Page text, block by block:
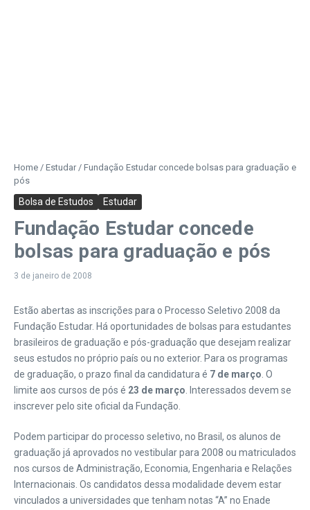
Home / Estudar / Fundação Estudar concede bolsas para graduação e
pós
Bolsa de Estudos Estudar
Fundação Estudar concede
bolsas para graduação e pós
3 de janeiro de 2008
Estão abertas as inscrições para o Processo Seletivo 2008 da
Fundação Estudar. Há oportunidades de bolsas para estudantes
brasileiros de graduação e pós-graduação que desejam realizar
seus estudos no próprio país ou no exterior. Para os programas
de graduação, o prazo final da candidatura é 7 de março . O
limite aos cursos de pós é 23 de março . Interessados devem se
inscrever pelo site oficial da Fundação.
Podem participar do processo seletivo, no Brasil, os alunos de
graduação já aprovados no vestibular para 2008 ou matriculados
nos cursos de Administração, Economia, Engenharia e Relações
Internacionais. Os candidatos dessa modalidade devem estar
vinculados a universidades que tenham notas “A” no Enade